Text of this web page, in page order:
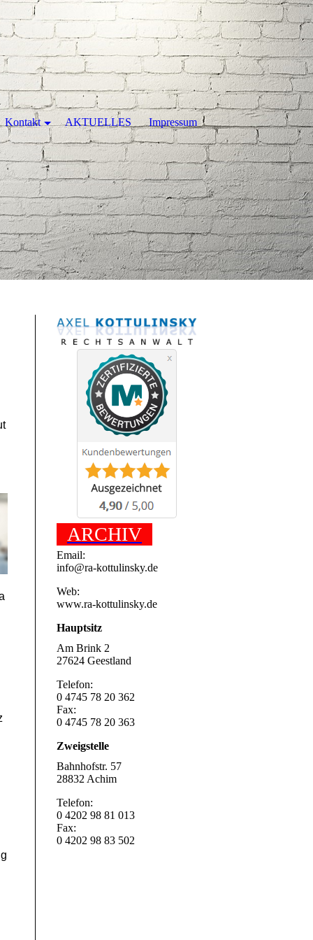
ARCHIV
Email:
info@ra-kottulinsky.de
Web:
www.ra-kottulinsky.de
Hauptsitz
Am Brink 2
27624 Geestland
Telefon:
0 4745 78 20 362
Fax:
0 4745 78 20 363
Zweigstelle
Bahnhofstr. 57
28832 Achim
Telefon:
0 4202 98 81 013
Fax:
0 4202 98 83 502
Kontakt AKTUELLES Impressum